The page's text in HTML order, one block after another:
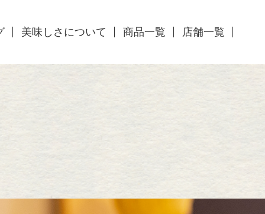
美味しさについて 商品一覧 店舗一覧